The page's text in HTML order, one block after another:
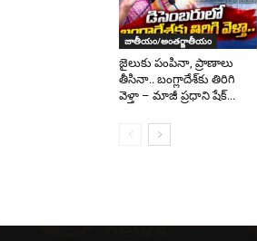
జాతీయం/అంతర్జాతీయం
జైలుకు పంపినా, ప్రాణాలు
తీసినా.. బంగ్లాదేశ్‌కు తిరిగి
వెళ్తా – మాజీ ప్రధాని షేక్...